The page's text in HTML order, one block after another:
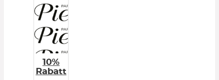
10%
Rabatt